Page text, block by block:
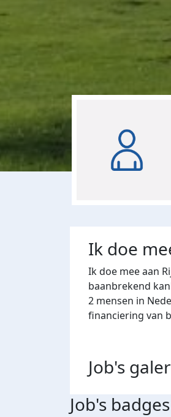
Ik doe
Ik doe mee aan
baanbrekend
2 mensen in
financiering van
Job's
Job's badges